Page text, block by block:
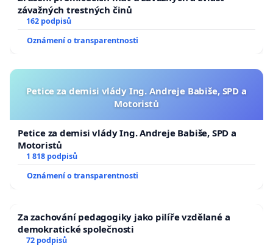
závažných trestných činů
162 podpisů
Oznámení o transparentnosti
Petice za demisi vlády Ing. Andreje Babiše, SPD a
Motoristů
Petice za demisi vlády Ing. Andreje Babiše, SPD a
Motoristů
1 818 podpisů
Oznámení o transparentnosti
Za zachování pedagogiky jako pilíře vzdělané a
demokratické společnosti
72 podpisů